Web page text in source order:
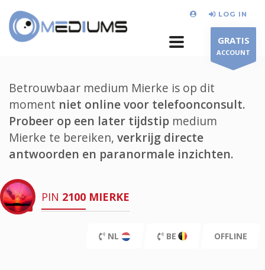
LOG IN
GRATIS
ACCOUNT
Betrouwbaar medium Mierke is op dit
moment niet online voor telefoonconsult.
Probeer op een later tijdstip medium
Mierke te bereiken, verkrijg directe
antwoorden en paranormale inzichten.
PIN 2100 MIERKE
NL BE OFFLINE